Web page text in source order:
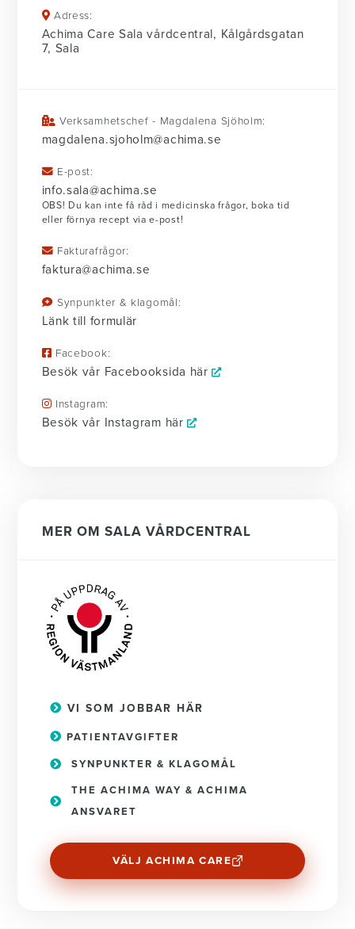
Adress:
Achima Care Sala vårdcentral, Kålgårdsgatan
7, Sala
Verksamhetschef - Magdalena Sjöholm:
magdalena.sjoholm@achima.se
E-post:
info.sala@achima.se
OBS! Du kan inte få råd i medicinska frågor, boka tid
eller förnya recept via e-post!
Fakturafrågor:
faktura@achima.se
Synpunkter & klagomål:
Länk till formulär
Facebook:
Besök vår Facebooksida här
Instagram:
Besök vår Instagram här
MER OM SALA VÅRDCENTRAL
VI SOM JOBBAR HÄR
PATIENTAVGIFTER
SYNPUNKTER & KLAGOMÅL
THE ACHIMA WAY & ACHIMA
ANSVARET
VÄLJ ACHIMA CARE